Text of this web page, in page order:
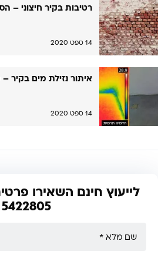
רטיבות בקיר חיצוני –
14 ספט 2020
איתור נזילת מים בקיר
14 ספט 2020
5422805